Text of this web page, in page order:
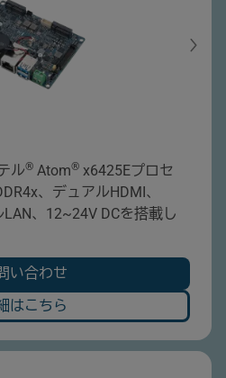
ル® Atom® x6425Eプロセ
、デュアルHDMI、
、12~24V DCを搭載し
い合わせ
はこちら